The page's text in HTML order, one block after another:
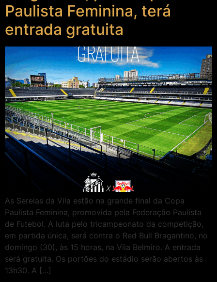
Paulista Feminina, terá
entrada gratuita
As Sereias da Vila estão na grande final da Copa
Paulista Feminina, promovida pela Federação Paulista
de Futebol. A luta pelo tricampeonato da competição,
em partida única, será contra o Red Bull Bragantino, no
domingo (30), às 15 horas, na Vila Belmiro. A entrada
será gratuita. Os portões do estádio serão abertos às
13h30. A […]